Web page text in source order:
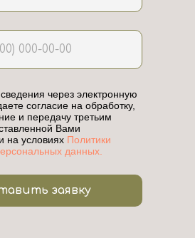
через электронную
согласие на обработку,
и передачу третьим
Вами
на условиях Политики
данных.
заявку